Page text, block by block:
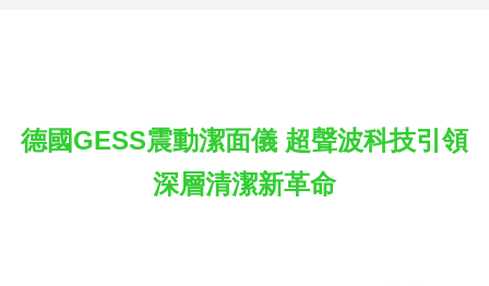
德國GESS震動潔面儀 超聲波科技引領
深層清潔新革命